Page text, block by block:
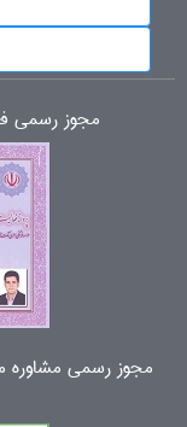
مجوز رسمی
مجوز رسمی مشاوره